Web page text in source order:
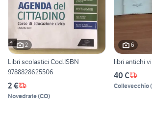
2
Libri scolastici Cod.ISBN
9788828625506
2 €
Novedrate(CO)
6
libri antichi
40 €
Collevecchio(